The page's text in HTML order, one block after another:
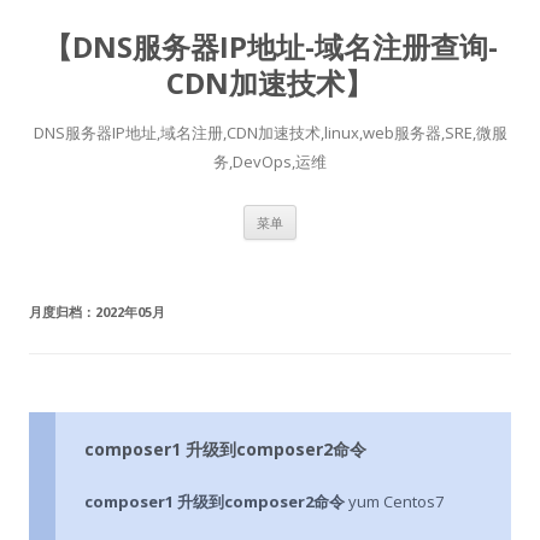
【DNS服务器IP地址-域名注册查询-
CDN加速技术】
DNS服务器IP地址,域名注册,CDN加速技术,linux,web服务器,SRE,微服
务,DevOps,运维
菜单
月度归档： 2022年05月
composer1 升级到composer2命令
composer1 升级到composer2命令yum Centos7